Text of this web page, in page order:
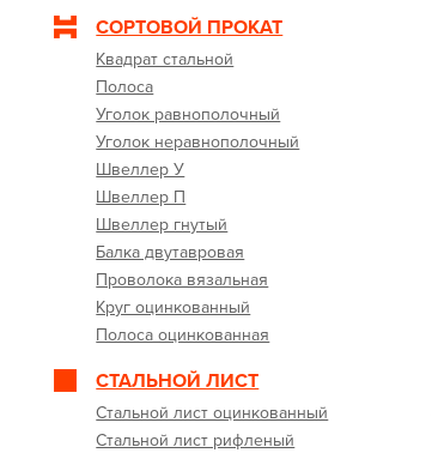
СОРТОВОЙ ПРОКАТ
Квадрат стальной
Полоса
Уголок равнополочный
Уголок неравнополочный
Швеллер У
Швеллер П
Швеллер гнутый
Балка двутавровая
Проволока вязальная
Круг оцинкованный
Полоса оцинкованная
СТАЛЬНОЙ ЛИСТ
Стальной лист оцинкованный
Стальной лист рифленый